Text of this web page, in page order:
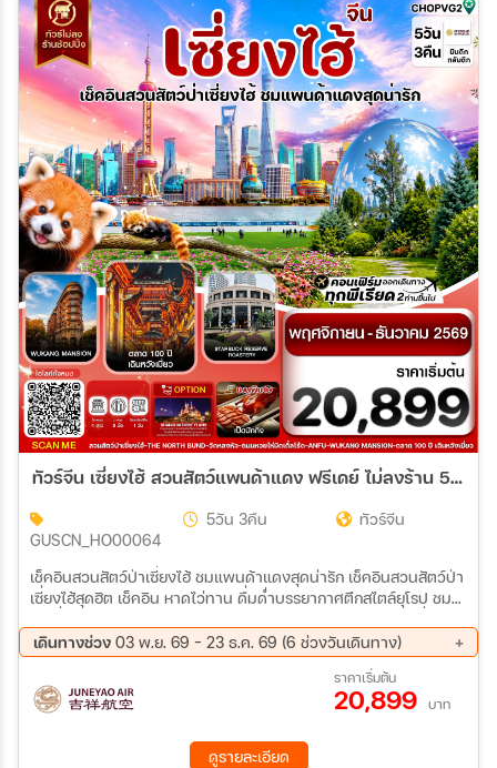
17 พ.ย. 69 - 21 พ.ย. 69
24 พ.ย. 69 - 28 พ.ย. 69
01 ธ.ค. 69 - 05 ธ.ค. 69
08 ธ.ค. 69 - 12 ธ.ค. 69
15 ธ.ค. 69 - 19 ธ.ค. 69
22 ธ.ค. 69 - 26 ธ.ค. 69
29 ธ.ค. 69 - 02 ม.ค. 70
05 ม.ค. 70 - 09 ม.ค. 70
12 ม.ค. 70 - 16 ม.ค. 70
19 ม.ค. 70 - 23 ม.ค. 70
26 ม.ค. 70 - 30 ม.ค. 70
16 ก.พ. 70 - 20 ก.พ. 70
23 ก.พ. 70 - 27 ก.พ. 70
ทัวร์จีน เซี่ยงไฮ้ สวนสัตว์แพนด้าแดง ฟรีเดย์ ไม่ลงร้าน 5วัน 3คืน (HO)
GUSCN_HO00064
5วัน 3คืน ทัวร์จีน
เช็คอินสวนสัตว์ป่าเซี่ยงไฮ้ ชมแพนด้าแดงสุดน่ารัก เช็คอินสวนสัตว์ป่า
เซี่ยงไฮ้สุดฮิต เช็คอิน หาดไว่ทาน ดื่มด่ำบรรยากาศตึกสไตล์ยุโรป ชม
ที่สุดในเอเชีย
เดินทางช่วง 03 พ.ย. 69 - 23 ธ.ค. 69 (6 ช่วงวันเดินทาง)
12 พ.ย. 69 - 16 พ.ย. 69
14 พ.ย. 69 - 18 พ.ย. 69
19 พ.ย. 69 - 23 พ.ย. 69
24 พ.ย. 69 - 28 พ.ย. 69
19 ธ.ค. 69 - 23 ธ.ค. 69
ราคาเริ่มต้น
20,899 บาท
ดูรายละเอียด